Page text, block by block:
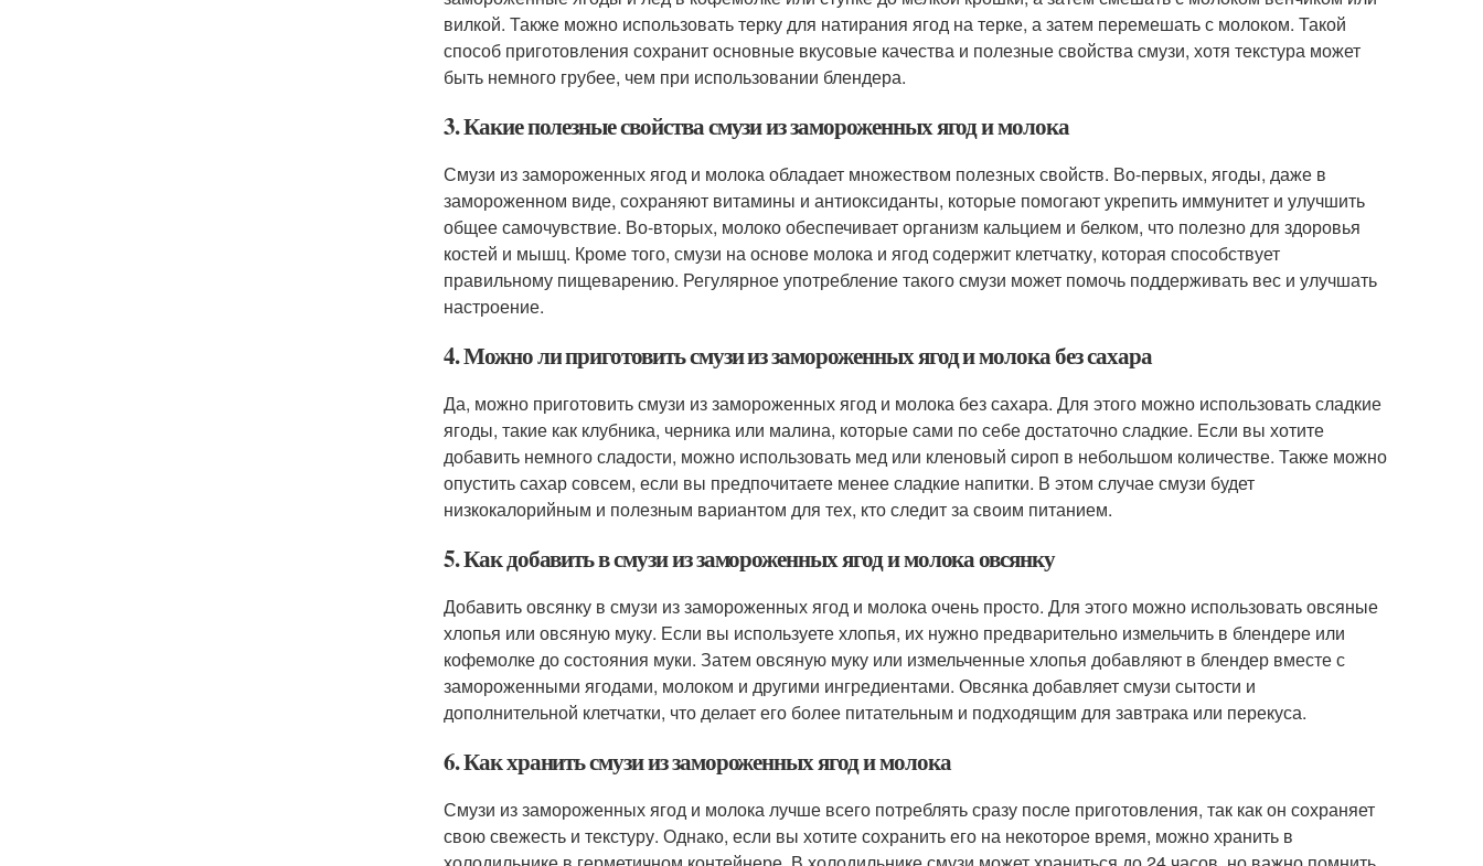
вилкой. Также можно использовать терку для натирания ягод на терке, а затем перемешать с молоком. Такой
способ приготовления сохранит основные вкусовые качества и полезные свойства смузи, хотя текстура может
быть немного грубее, чем при использовании блендера.
3. Какие полезные свойства смузи из замороженных ягод и молока
Смузи из замороженных ягод и молока обладает множеством полезных свойств. Во-первых, ягоды, даже в
замороженном виде, сохраняют витамины и антиоксиданты, которые помогают укрепить иммунитет и улучшить
общее самочувствие. Во-вторых, молоко обеспечивает организм кальцием и белком, что полезно для здоровья
костей и мышц. Кроме того, смузи на основе молока и ягод содержит клетчатку, которая способствует
правильному пищеварению. Регулярное употребление такого смузи может помочь поддерживать вес и улучшать
настроение.
4. Можно ли приготовить смузи из замороженных ягод и молока без сахара
Да, можно приготовить смузи из замороженных ягод и молока без сахара. Для этого можно использовать сладкие
ягоды, такие как клубника, черника или малина, которые сами по себе достаточно сладкие. Если вы хотите
добавить немного сладости, можно использовать мед или кленовый сироп в небольшом количестве. Также можно
опустить сахар совсем, если вы предпочитаете менее сладкие напитки. В этом случае смузи будет
низкокалорийным и полезным вариантом для тех, кто следит за своим питанием.
5. Как добавить в смузи из замороженных ягод и молока овсянку
Добавить овсянку в смузи из замороженных ягод и молока очень просто. Для этого можно использовать овсяные
хлопья или овсяную муку. Если вы используете хлопья, их нужно предварительно измельчить в блендере или
кофемолке до состояния муки. Затем овсяную муку или измельченные хлопья добавляют в блендер вместе с
замороженными ягодами, молоком и другими ингредиентами. Овсянка добавляет смузи сытости и
дополнительной клетчатки, что делает его более питательным и подходящим для завтрака или перекуса.
6. Как хранить смузи из замороженных ягод и молока
Смузи из замороженных ягод и молока лучше всего потреблять сразу после приготовления, так как он сохраняет
свою свежесть и текстуру. Однако, если вы хотите сохранить его на некоторое время, можно хранить в